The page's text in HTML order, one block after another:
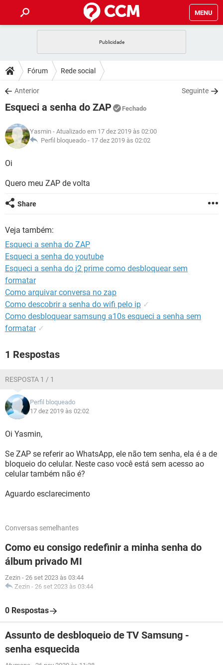
MENU
CELULAR
OUTLOOK
INSTAGRAM GMAIL
GUIA DE COMPRAS
DICAS
JOGOS
INSTAGRAM GMAIL
GUIA DE COMPRAS
DOWNLOADS
JOGOS WHATSAPP
CELULAR
OUTLOOK EXCEL
INSTAGRAM
FÓRUM
JOGOS WHATSAPP
CELULAR
OUTLOOK
INSTAGRAM
GUIA DE COMPRAS
GLOSSÁRIO
JOGOS
INSTAGRAM
GUIA DE COMPRAS
Fórum Rede social
Anterior Seguinte
Esqueci a senha do ZAP Fechado
Yasmin - Atualizado em 17 dez 2019 às 02:00
Perfil bloqueado - 17 dez 2019 às 02:02
Oi
Quero meu ZAP de volta
Share
Veja também:
Esqueci a senha do ZAP
Esqueci a senha do youtube
Esqueci a senha do j2 prime como desbloquear sem
formatar
Como arquivar conversa no zap
Como descobrir a senha do wifi pelo ip ✓
Como desbloquear samsung a10s esqueci a senha sem
formatar ✓
1 Respostas
RESPOSTA 1 / 1
Perfil bloqueado
17 dez 2019 às 02:02
Oi Yasmin,
Se ZAP se referir ao WhatsApp, ele não tem senha, ela é a de
bloqueio do celular. Neste caso você está sem acesso ao
celular também não é?
Aguardo esclarecimento
Conversas semelhantes
Como eu consigo redefinir a minha senha do
álbum privado MI
Zezin - 26 set 2023 às 03:44
Zezin - 26 set 2023 às 03:44
0 Respostas
Assunto de desbloqueio de TV Samsung -
senha esquecida